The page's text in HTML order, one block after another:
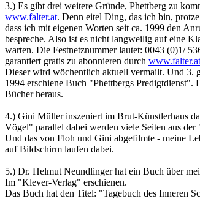
3.) Es gibt drei weitere Gründe, Phettberg zu
www.falter.at. Denn eitel Ding, das ich bin,
dass ich mit eigenen Worten seit ca. 1999 den
bespreche. Also ist es nicht langweilig auf eine
warten. Die Festnetznummer lautet: 0043 (0)1/
garantiert gratis zu abonnieren durch www.falter.at
Dieser wird wöchentlich aktuell vermailt. Und 3.
1994 erschiene Buch "Phettbergs Predigtdienst".
Bücher heraus.
4.) Gini Müller inszeniert im Brut-Künstlerhaus
Vögel" parallel dabei werden viele Seiten aus der
Und das von Floh und Gini abgefilmte - meine
auf Bildschirm laufen dabei.
5.) Dr. Helmut Neundlingerhat ein Buch über
Im "Klever-Verlag" erschienen.
Das Buch hat den Titel: "Tagebuch des Inneren